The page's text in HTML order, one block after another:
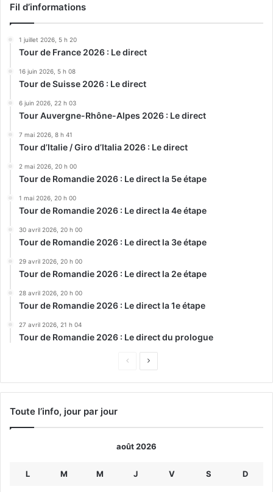
Fil d’informations
1 juillet 2026, 5 h 20
Tour de France 2026 : Le direct
16 juin 2026, 5 h 08
Tour de Suisse 2026 : Le direct
6 juin 2026, 22 h 03
Tour Auvergne-Rhône-Alpes 2026 : Le direct
7 mai 2026, 8 h 41
Tour d’Italie / Giro d’Italia 2026 : Le direct
2 mai 2026, 20 h 00
Tour de Romandie 2026 : Le direct la 5e étape
1 mai 2026, 20 h 00
Tour de Romandie 2026 : Le direct la 4e étape
30 avril 2026, 20 h 00
Tour de Romandie 2026 : Le direct la 3e étape
29 avril 2026, 20 h 00
Tour de Romandie 2026 : Le direct la 2e étape
28 avril 2026, 20 h 00
Tour de Romandie 2026 : Le direct la 1e étape
27 avril 2026, 21 h 04
Tour de Romandie 2026 : Le direct du prologue
Page
Page
Toute l’info, jour par jour
août 2026
L M M J V S D